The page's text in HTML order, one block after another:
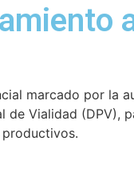
marcado por la
de Vialidad (DPV),